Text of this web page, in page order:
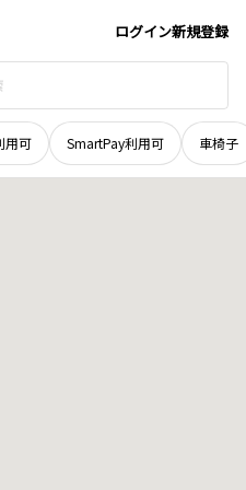
ログイン新規登録
用可 SmartPay利用可 車椅子